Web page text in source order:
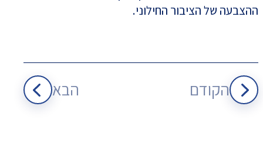
ההצבעה של הציבור החילוני.
הקודם הבא